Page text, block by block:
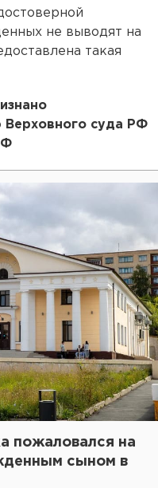
не выводят на
такая
Верховного суда РФ
пожаловался на
сыном в